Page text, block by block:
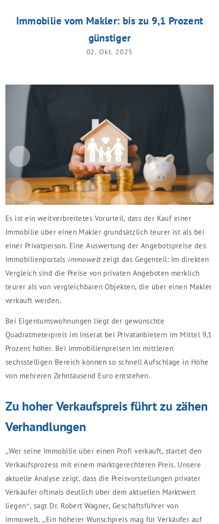
Immobilie vom Makler: bis zu 9,1 Prozent
günstiger
02. Okt. 2025
Es ist ein weitverbreitetes Vorurteil, dass der Kauf einer
Immobilie über einen Makler grundsätzlich teurer ist als bei
einer Privatperson. Eine Auswertung der Angebotspreise des
Immobilienportals immoweltzeigt das Gegenteil: Im direkten
Vergleich sind die Preise von privaten Angeboten merklich
teurer als von vergleichbaren Objekten, die über einen Makler
verkauft werden.
Bei Eigentumswohnungen liegt der gewünschte
Quadratmeterpreis im Inserat bei Privatanbietern im Mittel 9,1
Prozent höher. Bei Immobilienpreisen im mittleren
sechsstelligen Bereich können so schnell Aufschläge in Höhe
von mehreren Zehntausend Euro entstehen.
Zu hoher Verkaufspreis führt zu zähen
Verhandlungen
„Wer seine Immobilie über einen Profi verkauft, startet den
Verkaufsprozess mit einem marktgerechteren Preis. Unsere
aktuelle Analyse zeigt, dass die Preisvorstellungen privater
Verkäufer oftmals deutlich über dem aktuellen Marktwert
liegen“, sagt Dr. Robert Wagner, Geschäftsführer von
immowelt. „Ein höherer Wunschpreis mag für Verkäufer auf